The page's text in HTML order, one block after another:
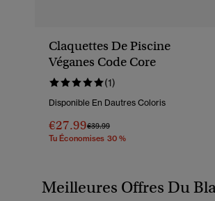
Claquettes De Piscine
Véganes Code Core
(1)
Disponible En Dautres Coloris
€27.99Prix Réduit De
€39.99À
Tu Économises 30 %
Meilleures Offres Du